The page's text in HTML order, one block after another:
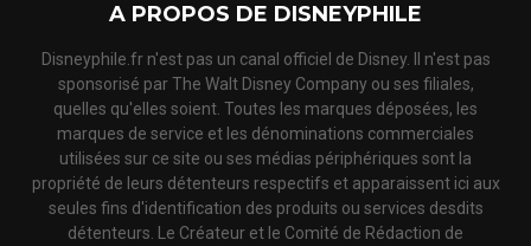
A PROPOS DE DISNEYPHILE
Disneyphile.fr n'est pas un canal officiel de Disney. Il n'est pas
sponsorisé par The Walt Disney Company ou ses filiales,
quelles qu'elles soient. Toutes les marques déposées, les
marques de service et les dénominations commerciales
utilisées sur ce site ou ses médias périphériques sont la
propriété de leurs détenteurs respectifs et apparaissent ici aux
seules fins d'identification des produits ou services desdits
détenteurs. Le Créateur et le Comité de Rédaction de